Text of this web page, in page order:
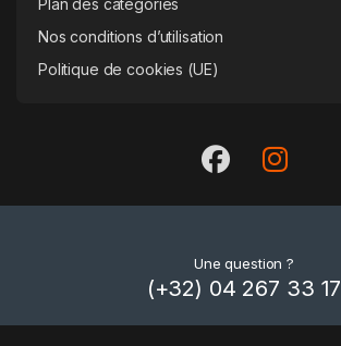
Plan des catégories
Nos conditions d’utilisation
Politique de cookies (UE)
Une question ?
(+32) 04 267 33 17